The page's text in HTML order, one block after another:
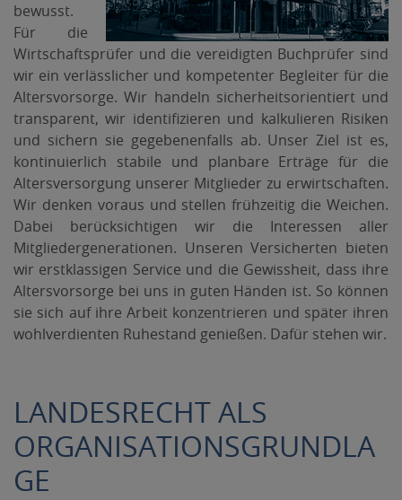
bewusst.
Für die
Wirtschaftsprüfer und die vereidigten Buchprüfer sind
wir ein verlässlicher und kompetenter Begleiter für die
Altersvorsorge. Wir handeln sicherheitsorientiert und
transparent, wir identifizieren und kalkulieren Risiken
und sichern sie gegebenenfalls ab. Unser Ziel ist es,
kontinuierlich stabile und planbare Erträge für die
Altersversorgung unserer Mitglieder zu erwirtschaften.
Wir denken voraus und stellen frühzeitig die Weichen.
Dabei berücksichtigen wir die Interessen aller
Mitgliedergenerationen. Unseren Versicherten bieten
wir erstklassigen Service und die Gewissheit, dass ihre
Altersvorsorge bei uns in guten Händen ist. So können
sie sich auf ihre Arbeit konzentrieren und später ihren
wohlverdienten Ruhestand genießen. Dafür stehen wir.
LANDESRECHT ALS
ORGANISATIONSGRUNDLA
GE